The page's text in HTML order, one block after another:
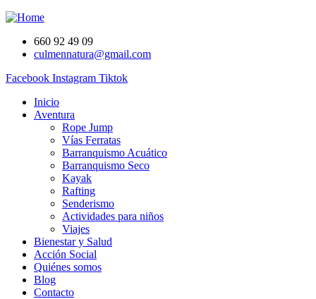
660 92 49 09
culmennatura@gmail.com
Facebook Instagram Tiktok
Inicio
Aventura
Rope Jump
Vías Ferratas
Barranquismo Acuático
Barranquismo Seco
Kayak
Rafting
Senderismo
Actividades para niños
Viajes
Bienestar y Salud
Acción Social
Quiénes somos
Blog
Contacto